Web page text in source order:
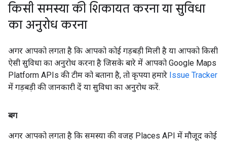
किसी समस्या की शिकायत करना या सुविधा
का अनुरोध करना
अगर आपको लगता है कि आपको कोई गड़बड़ी मिली है या आपको किसी
ऐसी सुविधा का अनुरोध करना है जिसके बारे में आपको Google Maps
Platform APIs की टीम को बताना है, तो कृपया हमारे Issue Tracker
में गड़बड़ी की जानकारी दें या सुविधा का अनुरोध करें.
बग
अगर आपको लगता है कि समस्या की वजह Places API में मौजूद कोई